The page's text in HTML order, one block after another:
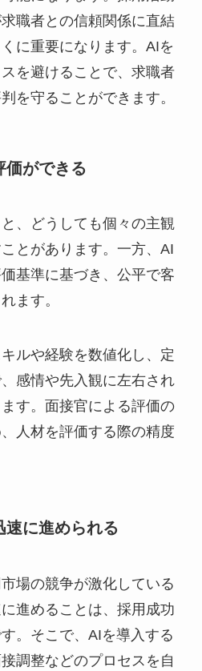
職者との信頼関係に直結
に重要になります。AIを
を避けることで、求職者
を守ることができます。
ができる
、どうしても個々の主観
とがあります。一方、AI
基準に基づき、公平で客
ます。
ルや経験を数値化し、定
感情や先入観に左右され
す。面接官による評価の
人材を評価する際の精度
に進められる
場の競争が激化している
進めることは、採用成功
。そこで、​AIを導入する
調整などのプロセスを自